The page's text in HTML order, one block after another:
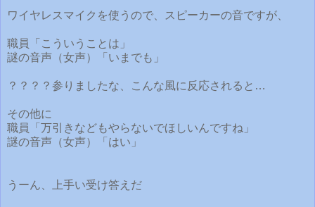
ワイヤレスマイクを使うので、スピーカーの音ですが、
職員「こういうことは」
謎の音声（女声）「いまでも」
？？？？参りましたな、こんな風に反応されると…
その他に
職員「万引きなどもやらないでほしいんですね」
謎の音声（女声）「はい」
うーん、上手い受け答えだ